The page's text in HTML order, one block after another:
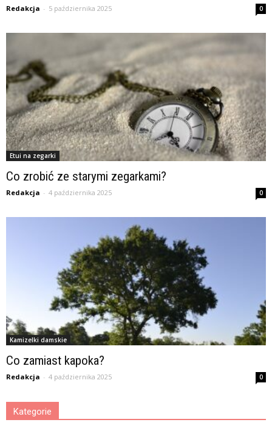
Redakcja - 5 października 2025 0
Etui na zegarki
Co zrobić ze starymi zegarkami?
Redakcja - 4 października 2025 0
Kamizelki damskie
Co zamiast kapoka?
Redakcja - 4 października 2025 0
Kategorie